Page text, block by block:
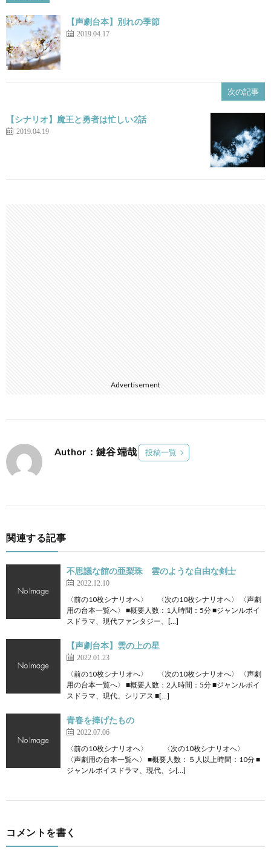
【声劇台本】別れの季節
2019.04.17
次の記事
【シナリオ】魔王と勇者は忙しい2話
2019.04.19
Advertisement
Author：鍵谷 端哉 投稿一覧
関連する記事
不思議な館の亜梨珠 雲のような自由な剣士
2022.12.10
〈前の10枚シナリオへ〉 〈次の10枚シナリオへ〉 〈声劇
用の台本一覧へ〉 ■概要人数：1人時間：5分 ■ジャンルボイ
スドラマ、現代ファンタジー、[…]
【声劇台本】雲の上の星
2022.01.23
〈前の10枚シナリオへ〉 〈次の10枚シナリオへ〉 〈声劇
用の台本一覧へ〉 ■概要人数：2人時間：5分 ■ジャンルボイ
スドラマ、現代、シリアス ■[…]
青春を捧げたもの
2022.07.06
〈前の10枚シナリオへ〉 〈次の10枚シナリオへ〉
〈声劇用の台本一覧へ〉 ■概要人数：５人以上時間：10分 ■
ジャンルボイスドラマ、現代、シ[…]
コメントを書く